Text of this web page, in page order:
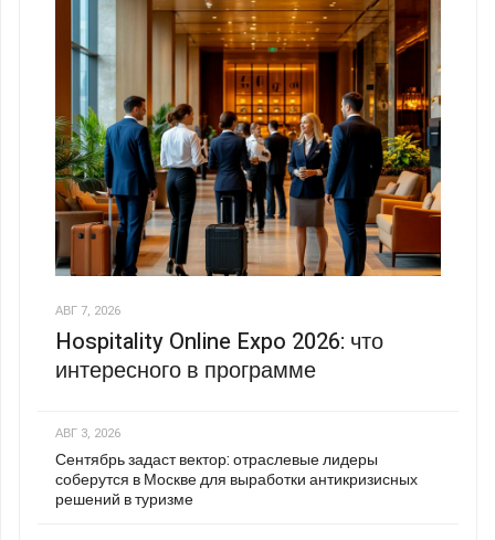
АВГ 7, 2026
Hospitality Online Expo 2026: что
интересного в программе
АВГ 3, 2026
Сентябрь задаст вектор: отраслевые лидеры
соберутся в Москве для выработки антикризисных
решений в туризме